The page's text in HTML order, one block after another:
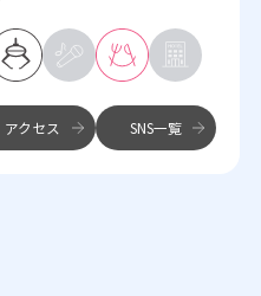
アクセス SNS一覧